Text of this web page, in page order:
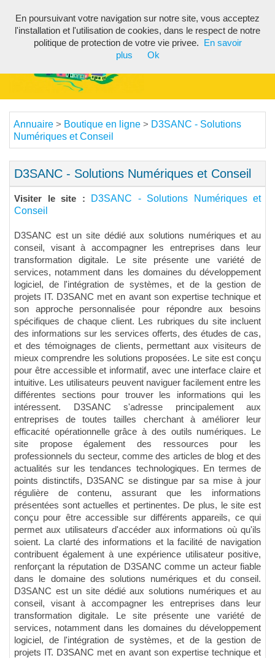
Annuaire > Boutique en ligne > D3SANC - Solutions
Numériques et Conseil
D3SANC - Solutions Numériques et Conseil
Visiter le site :
D3SANC - Solutions Numériques et
Conseil
D3SANC est un site dédié aux solutions numériques et au
conseil, visant à accompagner les entreprises dans leur
transformation digitale. Le site présente une variété de
services, notamment dans les domaines du développement
logiciel, de l'intégration de systèmes, et de la gestion de
projets IT. D3SANC met en avant son expertise technique et
son approche personnalisée pour répondre aux besoins
spécifiques de chaque client. Les rubriques du site incluent
des informations sur les services offerts, des études de cas,
et des témoignages de clients, permettant aux visiteurs de
mieux comprendre les solutions proposées. Le site est conçu
pour être accessible et informatif, avec une interface claire et
intuitive. Les utilisateurs peuvent naviguer facilement entre les
différentes sections pour trouver les informations qui les
intéressent. D3SANC s'adresse principalement aux
entreprises de toutes tailles cherchant à améliorer leur
efficacité opérationnelle grâce à des outils numériques. Le
site propose également des ressources pour les
professionnels du secteur, comme des articles de blog et des
actualités sur les tendances technologiques. En termes de
points distinctifs, D3SANC se distingue par sa mise à jour
régulière de contenu, assurant que les informations
présentées sont actuelles et pertinentes. De plus, le site est
conçu pour être accessible sur différents appareils, ce qui
permet aux utilisateurs d'accéder aux informations où qu'ils
soient. La clarté des informations et la facilité de navigation
contribuent également à une expérience utilisateur positive,
renforçant la réputation de D3SANC comme un acteur fiable
dans le domaine des solutions numériques et du conseil.
D3SANC est un site dédié aux solutions numériques et au
conseil, visant à accompagner les entreprises dans leur
transformation digitale. Le site présente une variété de
services, notamment dans les domaines du développement
logiciel, de l'intégration de systèmes, et de la gestion de
projets IT. D3SANC met en avant son expertise technique et
En poursuivant votre navigation sur notre site, vous acceptez
l'installation et l'utilisation de cookies, dans le respect de notre
politique de protection de votre vie privee.
En savoir
plus
Ok